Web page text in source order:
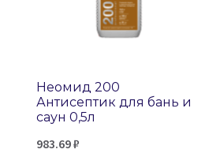
Неомид 200
Антисептик для бань и
саун 0,5л
983.69₽